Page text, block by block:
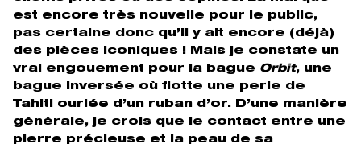
est encore très nouvelle pour le public,
pas certaine donc qu’il y ait encore (déjà)
des pièces iconiques ! Mais je constate un
vrai engouement pour la bague Orbit, une
bague inversée où flotte une perle de
Tahiti ourlée d’un ruban d’or. D’une manière
générale, je crois que le contact entre une
pierre précieuse et la peau de sa